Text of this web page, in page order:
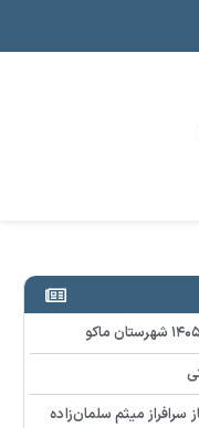
سرافراز میثم سلمان‌زاده